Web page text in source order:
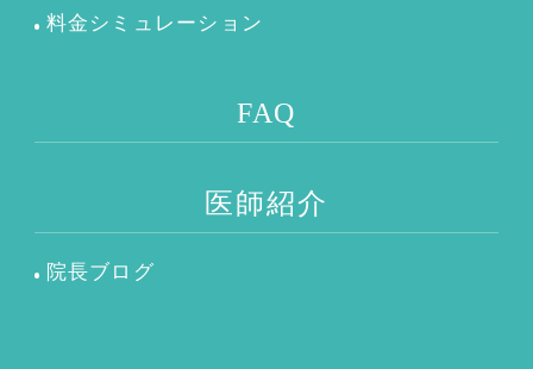
料金シミュレーション
FAQ
医師紹介
院長ブログ